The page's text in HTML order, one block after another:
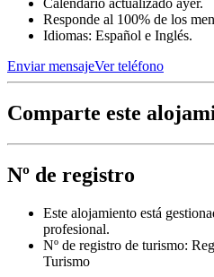
Calendario actualizado ayer.
Responde al 100% de los
Idiomas: Español e Inglés.
Enviar mensajeVer teléfono
Comparte este
Nº de registro
Este alojamiento está
profesional.
Nº de registro de turismo:
Turismo